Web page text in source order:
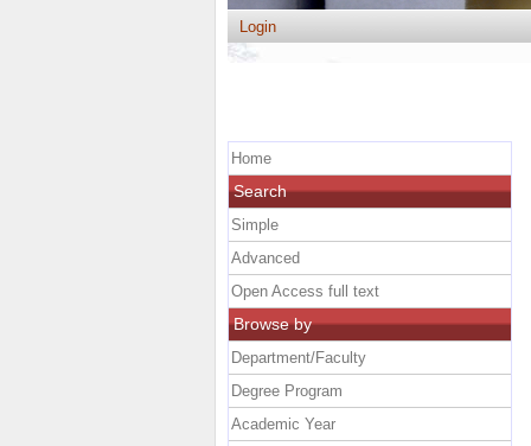
Login
Home
Search
Simple
Advanced
Open Access full text
Browse by
Department/Faculty
Degree Program
Academic Year